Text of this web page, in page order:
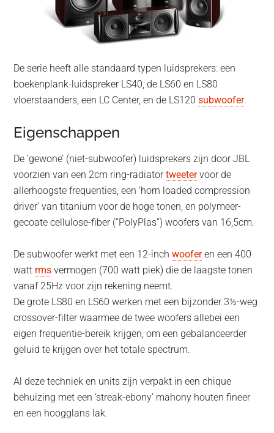
De serie heeft alle standaard typen luidsprekers: een
boekenplank-luidspreker LS40, de LS60 en LS80
vloerstaanders, een LC Center, en de LS120subwoofer.
Eigenschappen
De ‘gewone’ (niet-subwoofer) luidsprekers zijn door JBL
voorzien van een 2cm ring-radiatortweetervoor de
allerhoogste frequenties, een ‘horn loaded compression
driver’ van titanium voor de hoge tonen, en polymeer-
gecoate cellulose-fiber (“PolyPlas”) woofers van 16,5cm.
De subwoofer werkt met een 12-inchwooferen een 400
watt rms vermogen (700 watt piek) die de laagste tonen
vanaf 25Hz voor zijn rekening neemt.
De grote LS80 en LS60 werken met een bijzonder 3½-weg
crossover-filter waarmee de twee woofers allebei een
eigen frequentie-bereik krijgen, om een gebalanceerder
geluid te krijgen over het totale spectrum.
Al deze techniek en units zijn verpakt in een chique
behuizing met een ‘streak-ebony’ mahony houten fineer
en een hoogglans lak.